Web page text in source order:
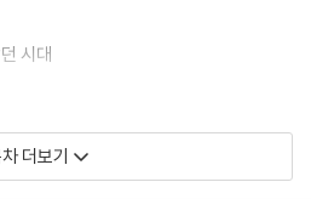
.
시대
, 영국
더보기